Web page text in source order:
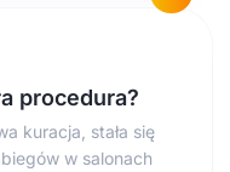
procedura?
kuracja, stała się
w salonach